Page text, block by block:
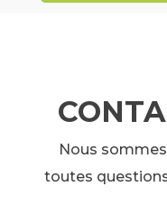
Nous
toutes